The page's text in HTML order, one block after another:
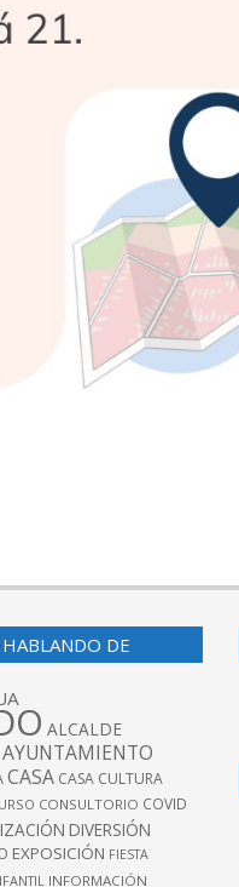
DE
ALCALDE
AYUNTAMIENTO
CASA CASA CULTURA
CONSULTORIO COVID
DIVERSIÓN
EXPOSICIÓN FIESTA
INFORMACIÓN